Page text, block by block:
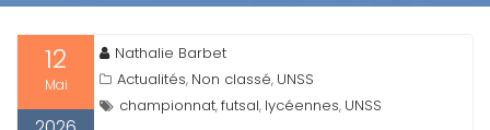
12
Mai
Nathalie Barbet
Actualités, Non classé, UNSS
championnat,futsal, lycéennes, UNSS